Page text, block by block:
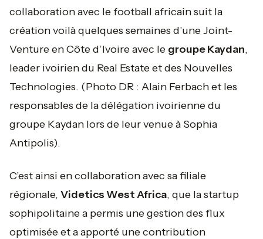
collaboration avec le football africain suit la
création voilà quelques semaines d’une Joint-
Venture en Côte d’Ivoire avec le groupe Kaydan,
leader ivoirien du Real Estate et des Nouvelles
Technologies. (Photo DR : Alain Ferbach et les
responsables de la délégation ivoirienne du
groupe Kaydan lors de leur venue à Sophia
Antipolis).
C’est ainsi en collaboration avec sa filiale
régionale, Videtics West Africa, que la startup
sophipolitaine a permis une gestion des flux
optimisée et a apporté une contribution